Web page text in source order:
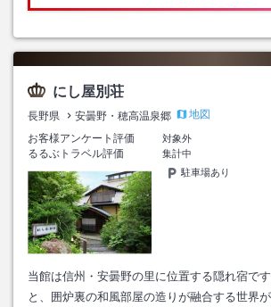
にし屋別荘
長野県 安曇野・穂高温泉郷
地図
お客様アンケート評価
対象外
るるぶトラベル評価
集計中
駐車場あり
当館は信州・安曇野の里に位置する隠れ宿で
と、囲炉裏の和風部屋の造りが融合する世界